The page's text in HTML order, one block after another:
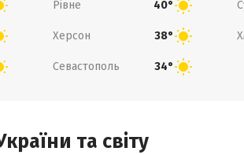
Рівне 40°
Херсон 38°
Севастополь 34°
та світу